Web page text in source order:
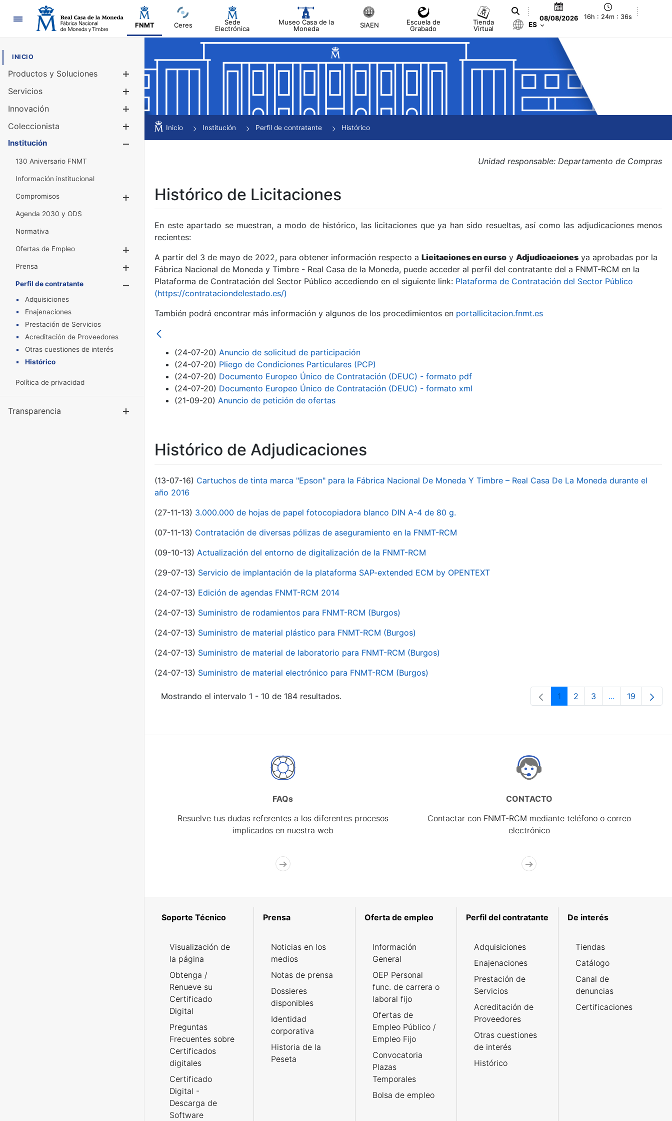
Navegación
FNMT Ceres
Sede
Electrónica
Museo Casa de la
Moneda
SIAEN
Escuela de
Grabado
Tienda
Virtual
08/08/2026 16h : 24m : 36s
ES
INICIO
Productos y Soluciones
Mostrar/Ocultar
Servicios
Innovación
Coleccionista
Mostrar/Ocultar
Institución
130 Aniversario FNMT
Información institucional
Compromisos
Mostrar/Ocultar
Agenda 2030 y ODS
Normativa
Ofertas de Empleo
Prensa
Mostrar/Ocultar
Perfil de contratante
Mostrar/Ocultar
Adquisiciones
Enajenaciones
Prestación de Servicios
Acreditación de Proveedores
Otras cuestiones de interés
Histórico
Política de privacidad
Transparencia
Inicio Institución Perfil de contratante Histórico
Unidad responsable: Departamento de Compras
Histórico de Licitaciones
En este apartado se muestran, a modo de histórico, las licitaciones que ya han sido resueltas, así como las adjudicaciones menos
recientes:
A partir del 3 de mayo de 2022, para obtener información respecto a Licitaciones en curso y Adjudicaciones ya aprobadas por la
Fábrica Nacional de Moneda y Timbre - Real Casa de la Moneda, puede acceder al perfil del contratante del a FNMT-RCM en la
Plataforma de Contratación del Sector Público accediendo en el siguiente link: Plataforma de Contratación del Sector Público
(https://contrataciondelestado.es/)
También podrá encontrar más información y algunos de los procedimientos en portallicitacion.fnmt.es
(24-07-20) Anuncio de solicitud de participación
(24-07-20) Pliego de Condiciones Particulares (PCP)
(24-07-20) Documento Europeo Único de Contratación (DEUC) - formato pdf
(24-07-20) Documento Europeo Único de Contratación (DEUC) - formato xml
(21-09-20) Anuncio de petición de ofertas
Histórico de Adjudicaciones
(13-07-16) Cartuchos de tinta marca "Epson" para la Fábrica Nacional De Moneda Y Timbre – Real Casa De La Moneda durante el
año 2016
(27-11-13) 3.000.000 de hojas de papel fotocopiadora blanco DIN A-4 de 80 g.
(07-11-13) Contratación de diversas pólizas de aseguramiento en la FNMT-RCM
(09-10-13) Actualización del entorno de digitalización de la FNMT-RCM
(29-07-13) Servicio de implantación de la plataforma SAP-extended ECM by OPENTEXT
(24-07-13) Edición de agendas FNMT-RCM 2014
(24-07-13) Suministro de rodamientos para FNMT-RCM (Burgos)
(24-07-13) Suministro de material plástico para FNMT-RCM (Burgos)
(24-07-13) Suministro de material de laboratorio para FNMT-RCM (Burgos)
(24-07-13) Suministro de material electrónico para FNMT-RCM (Burgos)
Mostrando el intervalo 1 - 10 de 184 resultados. Página
1 Página
2 Página
3 ...PáginasPágina
19
FAQs
Resuelve tus dudas referentes a los diferentes procesos
implicados en nuestra web
CONTACTO
Contactar con FNMT-RCM mediante teléfono o correo
electrónico
Soporte Técnico
Visualización de
la página
Obtenga /
Renueve su
Certificado
Digital
Preguntas
Frecuentes sobre
Certificados
digitales
Certificado
Digital -
Descarga de
Software
Prensa
Noticias en los
medios
Notas de prensa
Dossieres
disponibles
Identidad
corporativa
Historia de la
Peseta
Oferta de empleo
Información
General
OEP Personal
func. de carrera o
laboral fijo
Ofertas de
Empleo Público /
Empleo Fijo
Convocatoria
Plazas
Temporales
Bolsa de empleo
Perfil del contratante
Adquisiciones
Enajenaciones
Prestación de
Servicios
Acreditación de
Proveedores
Otras cuestiones
de interés
Histórico
De interés
Tiendas
Catálogo
Canal de
denuncias
Certificaciones